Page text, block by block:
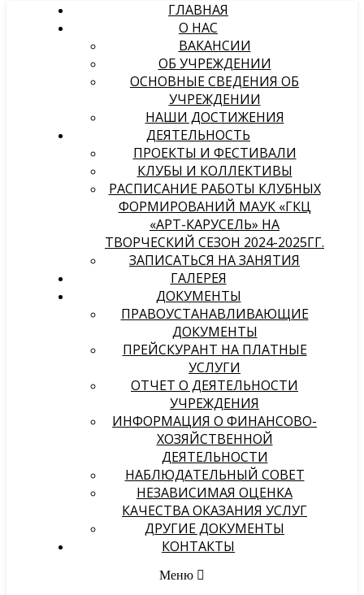
ГЛАВНАЯ
О НАС
ВАКАНСИИ
ОБ УЧРЕЖДЕНИИ
ОСНОВНЫЕ СВЕДЕНИЯ ОБ
УЧРЕЖДЕНИИ
НАШИ ДОСТИЖЕНИЯ
ДЕЯТЕЛЬНОСТЬ
ПРОЕКТЫ И ФЕСТИВАЛИ
КЛУБЫ И КОЛЛЕКТИВЫ
РАСПИСАНИЕ РАБОТЫ КЛУБНЫХ
ФОРМИРОВАНИЙ МАУК «ГКЦ
«АРТ-КАРУСЕЛЬ» НА
ТВОРЧЕСКИЙ СЕЗОН 2024-2025ГГ.
ЗАПИСАТЬСЯ НА ЗАНЯТИЯ
ГАЛЕРЕЯ
ДОКУМЕНТЫ
ПРАВОУСТАНАВЛИВАЮЩИЕ
ДОКУМЕНТЫ
ПРЕЙСКУРАНТ НА ПЛАТНЫЕ
УСЛУГИ
ОТЧЕТ О ДЕЯТЕЛЬНОСТИ
УЧРЕЖДЕНИЯ
ИНФОРМАЦИЯ О ФИНАНСОВО-
ХОЗЯЙСТВЕННОЙ
ДЕЯТЕЛЬНОСТИ
НАБЛЮДАТЕЛЬНЫЙ СОВЕТ
НЕЗАВИСИМАЯ ОЦЕНКА
КАЧЕСТВА ОКАЗАНИЯ УСЛУГ
ДРУГИЕ ДОКУМЕНТЫ
КОНТАКТЫ
Меню